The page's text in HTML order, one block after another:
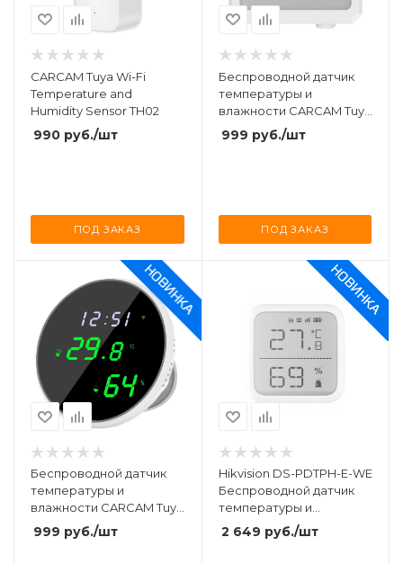
CARCAM Tuya Wi-Fi
Temperature and
Humidity Sensor TH02
990 руб./шт
ПОД ЗАКАЗ
Беспроводной датчик
температуры и
влажности CARCAM Tuya
Wi-Fi Temperature and
Humidity Sensor TH01
999 руб./шт
ПОД ЗАКАЗ
Беспроводной датчик
температуры и
влажности CARCAM Tuya
Wi-Fi Temperature and
Humidity Sensor TH03
999 руб./шт
Hikvision DS-PDTPH-E-WE
Беспроводной датчик
температуры и
влажности
2 649 руб./шт